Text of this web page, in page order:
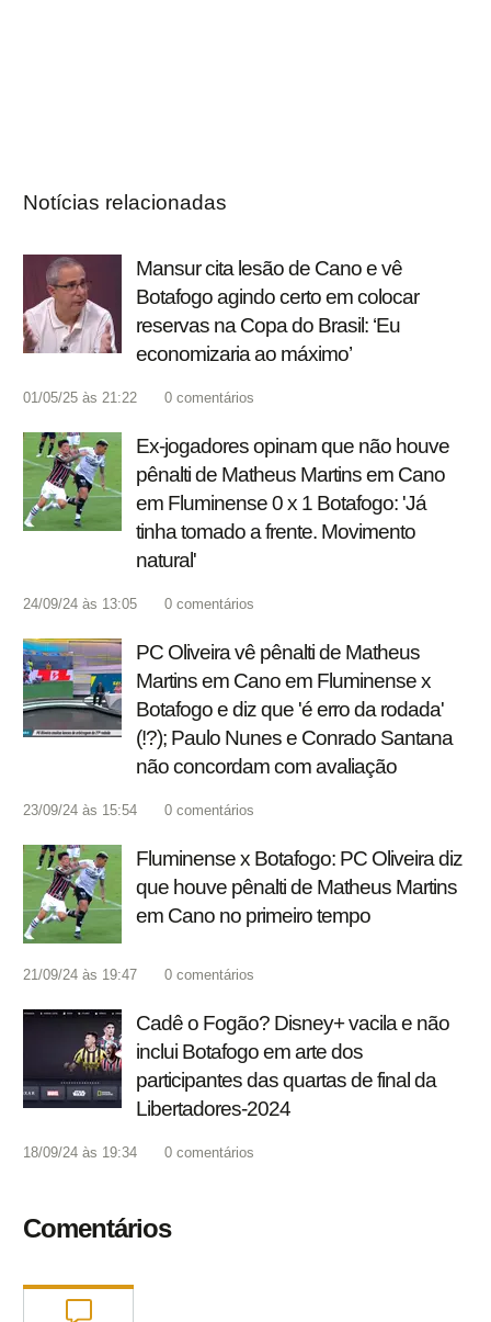
Notícias relacionadas
Mansur cita lesão de Cano e vê
Botafogo agindo certo em colocar
reservas na Copa do Brasil: ‘Eu
economizaria ao máximo’
01/05/25 às 21:22 0 comentários
Ex-jogadores opinam que não houve
pênalti de Matheus Martins em Cano
em Fluminense 0 x 1 Botafogo: 'Já
tinha tomado a frente. Movimento
natural'
24/09/24 às 13:05 0 comentários
PC Oliveira vê pênalti de Matheus
Martins em Cano em Fluminense x
Botafogo e diz que 'é erro da rodada'
(!?); Paulo Nunes e Conrado Santana
não concordam com avaliação
23/09/24 às 15:54 0 comentários
Fluminense x Botafogo: PC Oliveira diz
que houve pênalti de Matheus Martins
em Cano no primeiro tempo
21/09/24 às 19:47 0 comentários
Cadê o Fogão? Disney+ vacila e não
inclui Botafogo em arte dos
participantes das quartas de final da
Libertadores-2024
18/09/24 às 19:34 0 comentários
Comentários